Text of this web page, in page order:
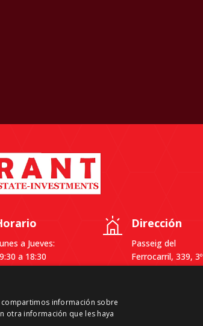
a Jueves:
a 18:30
09:30 a
Dirección
Passeig del
Ferrocarril, 339, 3º
4ª, Despacho B,
información sobre
otra información que les haya